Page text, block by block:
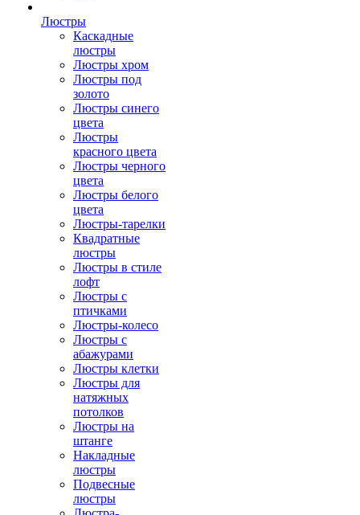
Люстры
Каскадные
люстры
Люстры хром
Люстры под
золото
Люстры синего
цвета
Люстры
красного цвета
Люстры черного
цвета
Люстры белого
цвета
Люстры-тарелки
Квадратные
люстры
Люстры в стиле
лофт
Люстры с
птичками
Люстры-колесо
Люстры с
абажурами
Люстры клетки
Люстры для
натяжных
потолков
Люстры на
штанге
Накладные
люстры
Подвесные
люстры